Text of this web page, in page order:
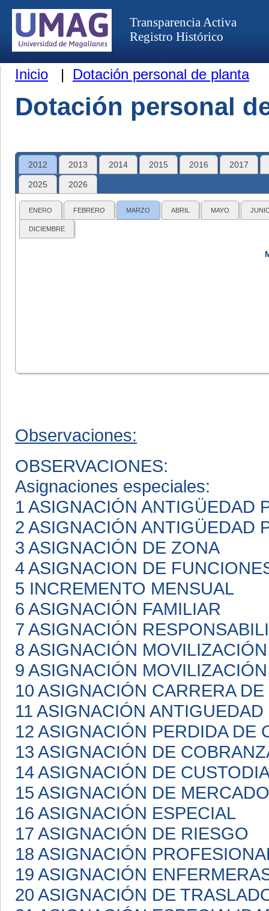
Transparencia Activa
Registro Histórico
Inicio | Dotación personal de planta
Dotación personal
2012 2013 2014 2015 2016 2017
2025 2026
ENERO FEBRERO MARZO ABRIL MAYO
DICIEMBRE
Observaciones:
OBSERVACIONES:
Asignaciones especiales:
1 ASIGNACIÓN ANTIGÜEDAD
2 ASIGNACIÓN ANTIGÜEDAD
3 ASIGNACIÓN DE ZONA
4 ASIGNACION DE
5 INCREMENTO MENSUAL
6 ASIGNACIÓN FAMILIAR
7 ASIGNACIÓN
8 ASIGNACIÓN MOVILIZACIÓN
9 ASIGNACIÓN
10 ASIGNACIÓN CARRERA
11 ASIGNACIÓN
12 ASIGNACIÓN PERDIDA DE
13 ASIGNACIÓN DE
14 ASIGNACIÓN DE
15 ASIGNACIÓN DE MERCADO
16 ASIGNACIÓN ESPECIAL
17 ASIGNACIÓN DE RIESGO
18 ASIGNACIÓN
19 ASIGNACIÓN
20 ASIGNACIÓN DE